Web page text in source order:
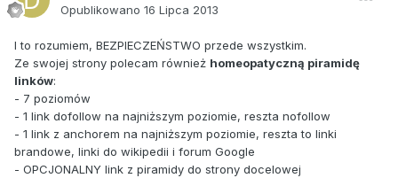
Opublikowano 16 Lipca 2013
I to rozumiem, BEZPIECZEŃSTWO przede wszystkim.
Ze swojej strony polecam również homeopatyczną piramidę
linków:
- 7 poziomów
- 1 link dofollow na najniższym poziomie, reszta nofollow
- 1 link z anchorem na najniższym poziomie, reszta to linki
brandowe, linki do wikipedii i forum Google
- OPCJONALNY link z piramidy do strony docelowej